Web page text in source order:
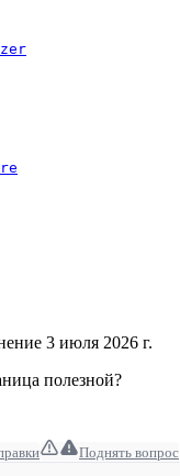
3 июля 2026 г.
полезной?
Поднять вопрос